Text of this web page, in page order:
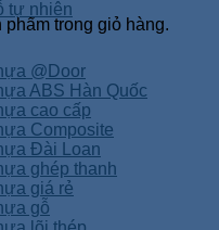
trong giỏ hàng.
tự nhiên
@Door
ABS Hàn Quốc
cao cấp
Composite
Đài Loan
ghép thanh
giá rẻ
gỗ